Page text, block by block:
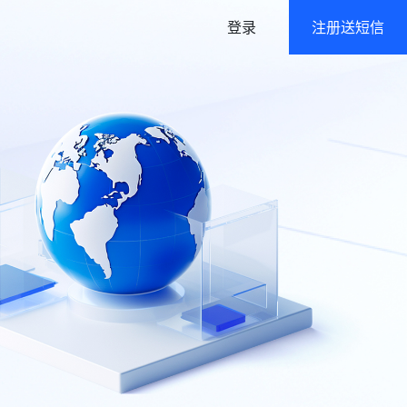
语音通知/在线群呼
身份验证
认证二要素/三要素
高强度/多层级数据防护
登录 注册送短信